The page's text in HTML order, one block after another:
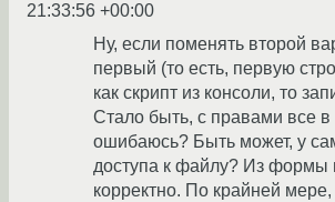
21:33:56 +00:00
Ну, если поменять второй
первый (то есть, первую
как скрипт из консоли, то
Стало быть, с правами все
ошибаюсь? Быть может, у
доступа к файлу? Из формы
корректно. По крайней мере,